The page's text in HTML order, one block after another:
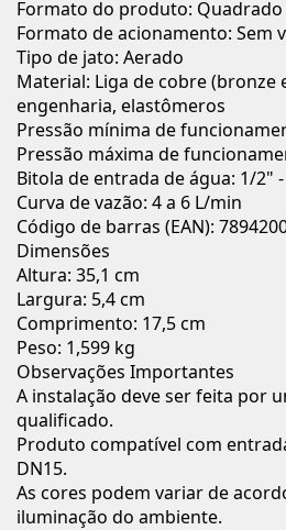
Formato do produto: Quadrado
Formato de acionamento: Sem
Tipo de jato: Aerado
Material: Liga de cobre (bronze
engenharia, elastômeros
Pressão mínima de
Pressão máxima de
Bitola de entrada de água: 1/2"
Curva de vazão: 4 a 6 L/min
Código de barras (EAN):
Dimensões
Altura: 35,1 cm
Largura: 5,4 cm
Comprimento: 17,5 cm
Peso: 1,599 kg
Observações Importantes
A instalação deve ser feita por
qualificado.
Produto compatível com
DN15.
As cores podem variar de
iluminação do ambiente.